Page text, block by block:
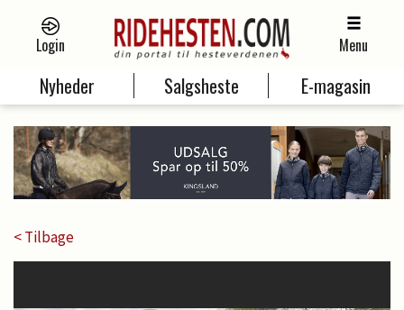
Login Menu
Nyheder Salgsheste E-magasin
< Tilbage